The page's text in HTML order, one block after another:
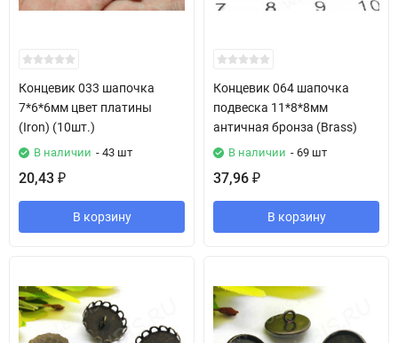
Концевик 033 шапочка
7*6*6мм цвет платины
(Iron) (10шт.)
В наличии - 43 шт
20,43 ₽
В корзину
Концевик 064 шапочка
подвеска 11*8*8мм
античная бронза (Brass)
В наличии - 69 шт
37,96 ₽
В корзину